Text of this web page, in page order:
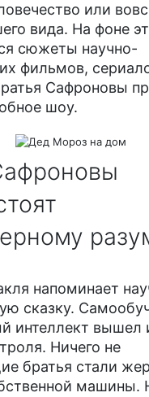
или
вида. На фоне
сюжеты научно-
фильмов,
Сафроновы
шоу.
напоминает
сказку.
интеллект вышел
Ничего не
братья стали
машины.